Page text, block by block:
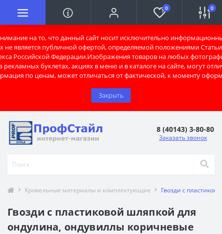
на то, что данный сайт носит исключительно
не является публичной офертой, определяемой положениями Статьи
Российской Федерации.Изображения товаров на любых
рекламных буклетах, акциях в меню и в каталоге на сайте, могут
по ценам, может отличаться от фактической, к моменту
Закрыть
0 0
8 (40143) 3-80-80
Заказать звонок
Кровельные материалы и комплектующие Гвозди с
Гвозди с пластиковой шляпкой для
ондулина, ондувиллы коричневые